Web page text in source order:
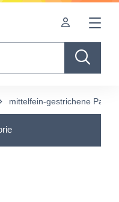
mittelfein-gestrichene